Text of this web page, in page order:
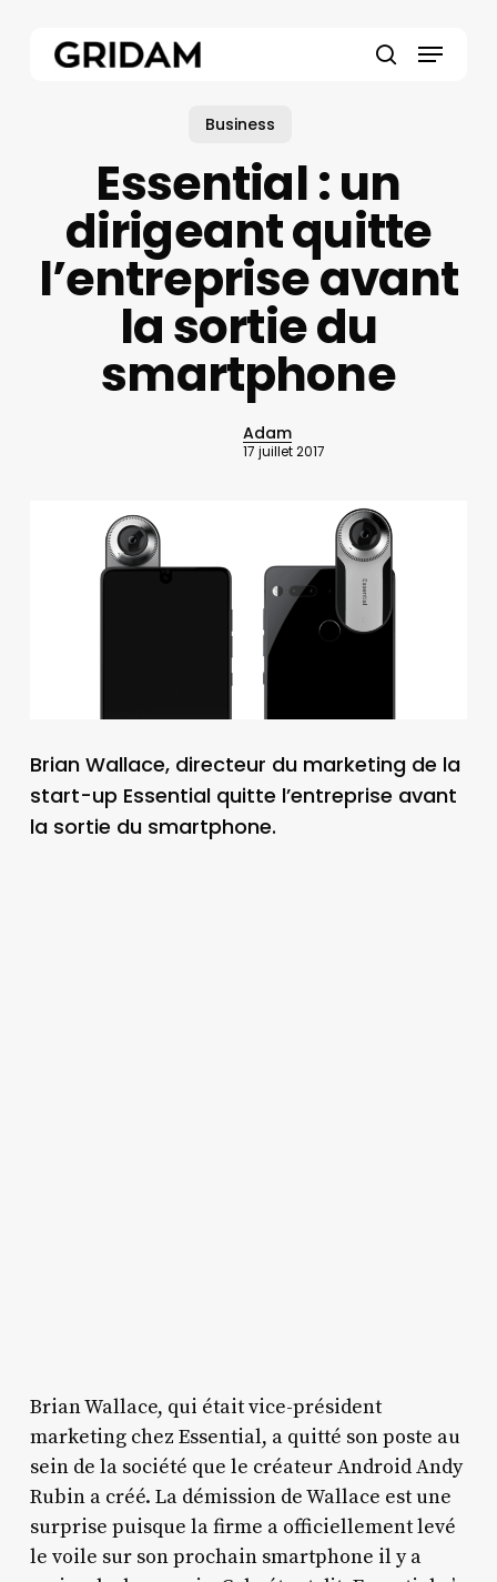
Menu
Business
Essential : un
dirigeant quitte
l’entreprise avant
la sortie du
smartphone
Adam
17 juillet 2017
Brian Wallace, directeur du marketing de la
start-up Essential quitte l’entreprise avant
la sortie du smartphone.
Brian Wallace, qui était vice-président
marketing chez Essential, a quitté son poste au
sein de la société que le créateur Android Andy
Rubin a créé. La démission de Wallace est une
surprise puisque la firme a officiellement levé
le voile sur son prochain smartphone il y a